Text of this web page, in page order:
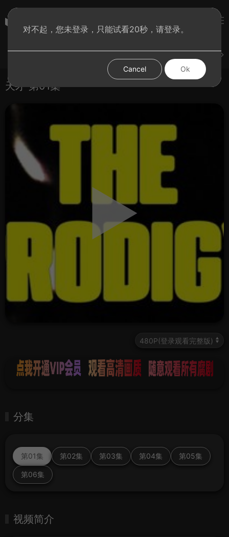
天才 第01集
分集
第01集 第02集 第03集 第04集 第05集
第06集
视频简介
对不起，您未登录，只能试看20秒，请登录。
Cancel Ok